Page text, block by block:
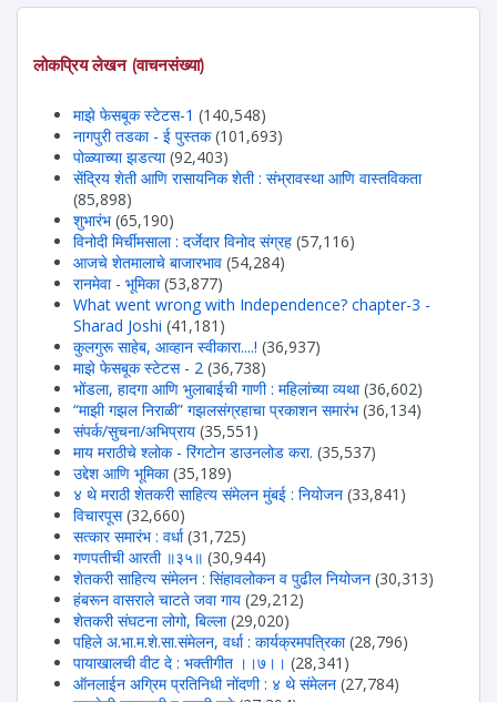
लोकप्रिय लेखन (वाचनसंख्या)
माझे फेसबूक स्टेटस-1 (140,548)
नागपुरी तडका - ई पुस्तक (101,693)
पोळ्याच्या झडत्या (92,403)
सेंद्रिय शेती आणि रासायनिक शेती : संभ्रावस्था आणि वास्तविकता
(85,898)
शुभारंभ (65,190)
विनोदी मिर्चीमसाला : दर्जेदार विनोद संग्रह (57,116)
आजचे शेतमालाचे बाजारभाव (54,284)
रानमेवा - भूमिका (53,877)
What went wrong with Independence? chapter-3 -
Sharad Joshi (41,181)
कुलगुरू साहेब, आव्हान स्वीकारा....! (36,937)
माझे फेसबूक स्टेटस - 2 (36,738)
भोंडला, हादगा आणि भुलाबाईची गाणी : महिलांच्या व्यथा (36,602)
“माझी गझल निराळी” गझलसंग्रहाचा प्रकाशन समारंभ (36,134)
संपर्क/सुचना/अभिप्राय (35,551)
माय मराठीचे श्लोक - रिंगटोन डाउनलोड करा. (35,537)
उद्देश आणि भूमिका (35,189)
४ थे मराठी शेतकरी साहित्य संमेलन मुंबई : नियोजन (33,841)
विचारपूस (32,660)
सत्कार समारंभ : वर्धा (31,725)
गणपतीची आरती ॥३५॥ (30,944)
शेतकरी साहित्य संमेलन : सिंहावलोकन व पुढील नियोजन (30,313)
हंबरून वासराले चाटते जवा गाय (29,212)
शेतकरी संघटना लोगो, बिल्ला (29,020)
पहिले अ.भा.म.शे.सा.संमेलन, वर्धा : कार्यक्रमपत्रिका (28,796)
पायाखालची वीट दे : भक्तीगीत ।।७।। (28,341)
ऑनलाईन अग्रिम प्रतिनिधी नोंदणी : ४ थे संमेलन (27,784)